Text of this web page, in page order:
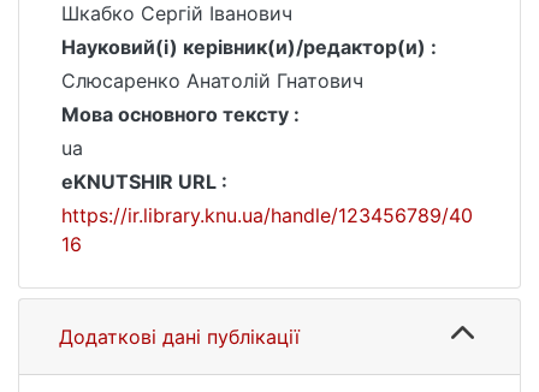
Шкабко Сергій Іванович
Науковий(і) керівник(и)/редактор(и) :
Слюсаренко Анатолій Гнатович
Мова основного тексту :
ua
eKNUTSHIR URL :
https://ir.library.knu.ua/handle/123456789/40
16
Додаткові дані публікації